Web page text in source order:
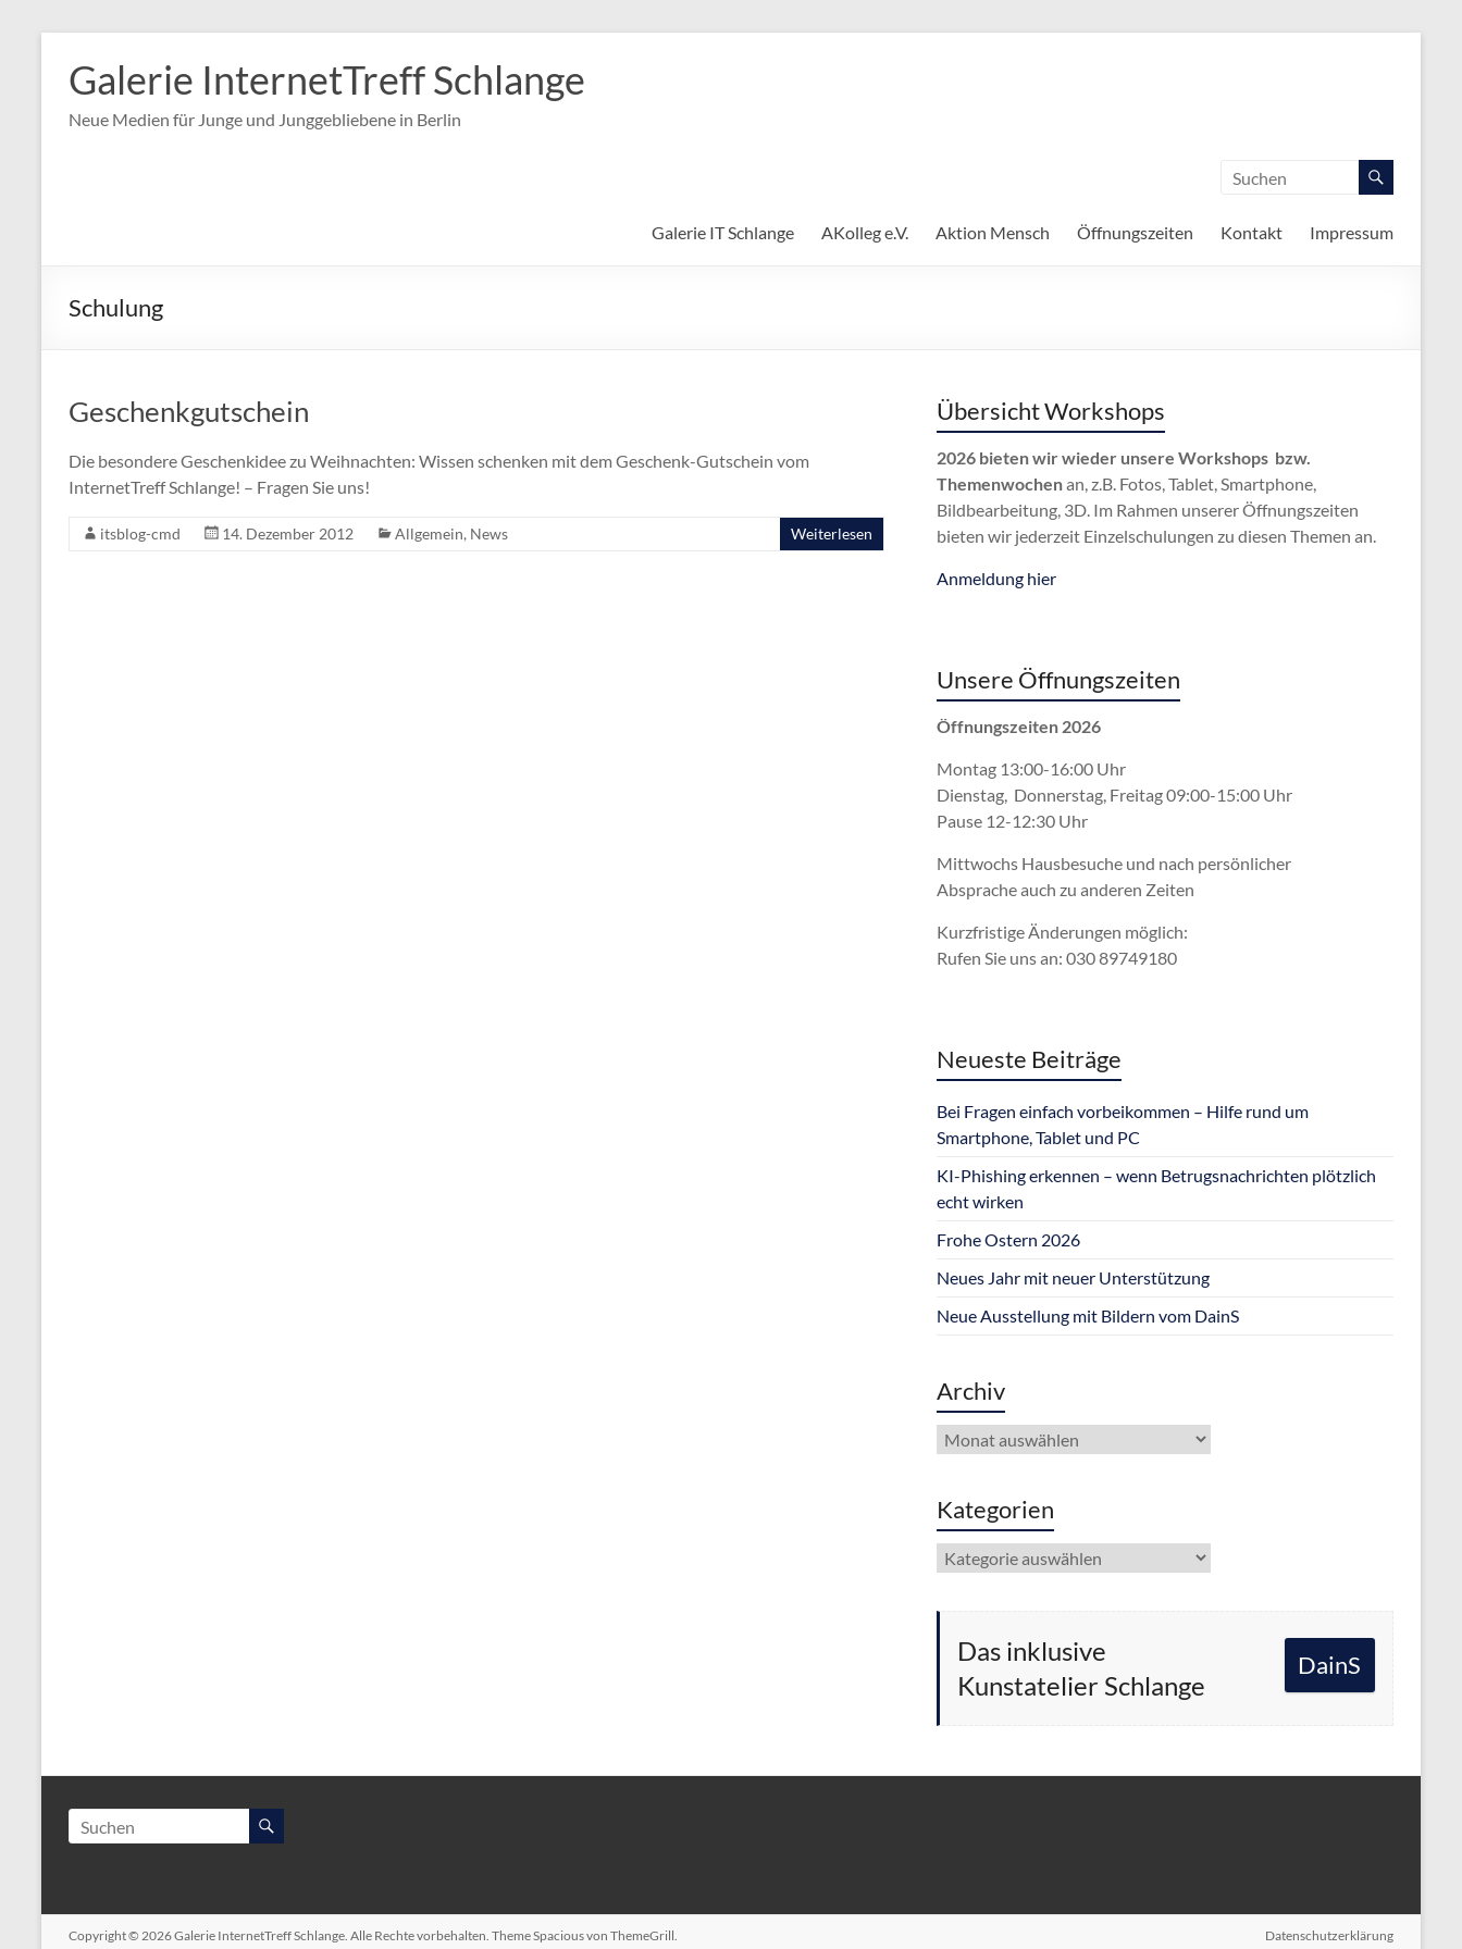
Inhalt
springen
Galerie InternetTreff Schlange
Neue Medien für Junge und Junggebliebene in Berlin
Galerie IT Schlange AKolleg e.V. Aktion Mensch Öffnungszeiten Kontakt Impressum
Schulung
Geschenkgutschein
Die besondere Geschenkidee zu Weihnachten: Wissen schenken mit dem Geschenk-Gutschein vom
InternetTreff Schlange! – Fragen Sie uns!
itsblog-cmd 14. Dezember 2012 Allgemein, News Weiterlesen
Übersicht Workshops
2026 bieten wir wieder unsere Workshops bzw.
Themenwochenan, z.B. Fotos, Tablet, Smartphone,
Bildbearbeitung, 3D. Im Rahmen unserer Öffnungszeiten
bieten wir jederzeit Einzelschulungen zu diesen Themen an.
Anmeldung hier
Unsere Öffnungszeiten
Öffnungszeiten 2026
Montag 13:00-16:00 Uhr
Dienstag, Donnerstag, Freitag 09:00-15:00 Uhr
Pause 12-12:30 Uhr
Mittwochs Hausbesuche und nach persönlicher
Abspracheauch zu anderen Zeiten
Kurzfristige Änderungen möglich:
Rufen Sie uns an: 030 89749180
Neueste Beiträge
Bei Fragen einfach vorbeikommen – Hilfe rund um
Smartphone, Tablet und PC
KI-Phishing erkennen – wenn Betrugsnachrichten plötzlich
echt wirken
Frohe Ostern 2026
Neues Jahr mit neuer Unterstützung
Neue Ausstellung mit Bildern vom DainS
Archiv
Archiv
Kategorien
Kategorien
Das inklusive
Kunstatelier Schlange
DainS
Copyright © 2026Galerie InternetTreff Schlange. Alle Rechte vorbehalten. ThemeSpaciousvon ThemeGrill.
Datenschutzerklärung